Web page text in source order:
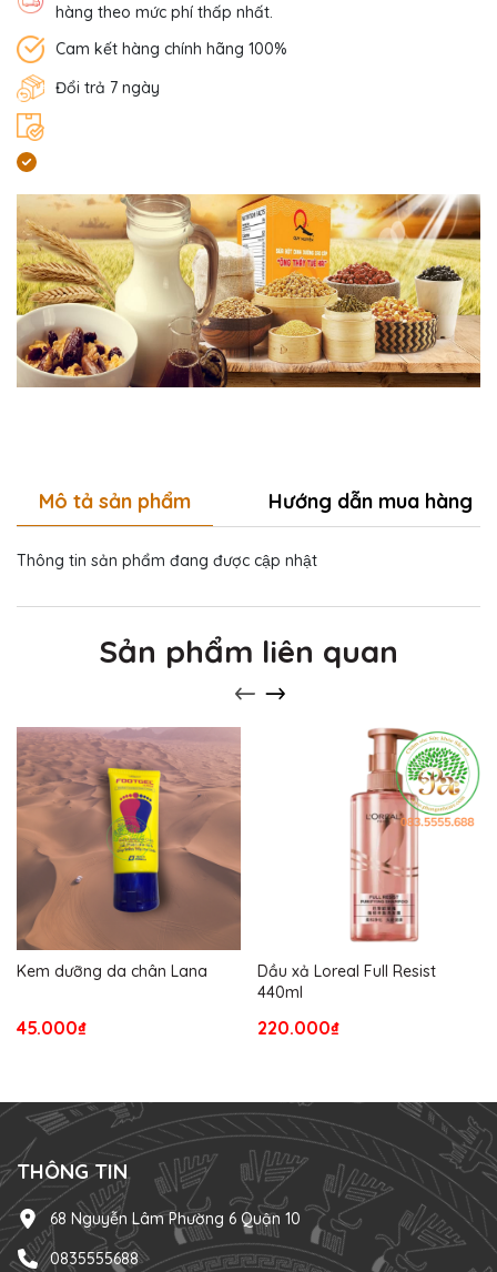
hàng theo mức phí thấp nhất.
Cam kết hàng chính hãng 100%
Đổi trả 7 ngày
Mô tả sản phẩm Hướng dẫn mua hàng
Thông tin sản phẩm đang được cập nhật
Sản phẩm liên quan
Kem dưỡng da chân Lana
45.000₫
Dầu xả Loreal Full Resist
440ml
220.000₫
THÔNG TIN
68 Nguyễn Lâm Phường 6 Quận 10
0835555688